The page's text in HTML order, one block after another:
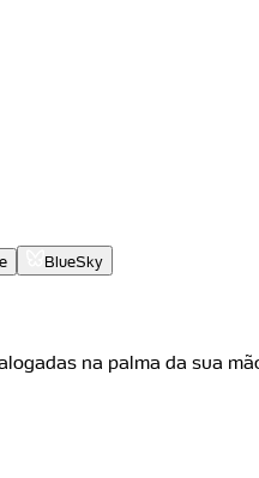
BlueSky
na palma da sua